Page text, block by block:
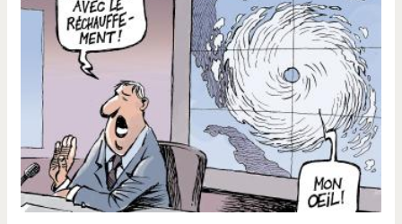
Trump II Un monde de foot
Vous avez dit "Islam"?